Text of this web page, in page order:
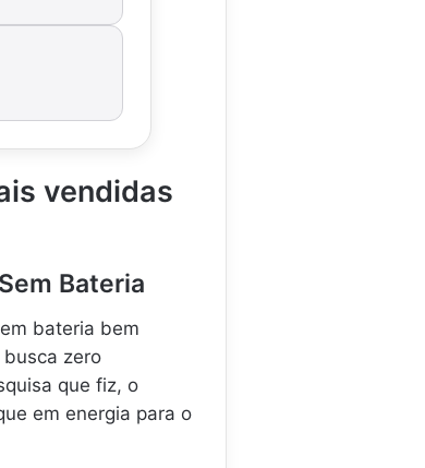
vendidas
Bateria
bateria bem
zero
que fiz, o
em energia para o